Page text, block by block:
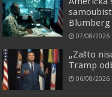
Blumberg
07/08/2026
„Zašto
Tramp
06/08/2026